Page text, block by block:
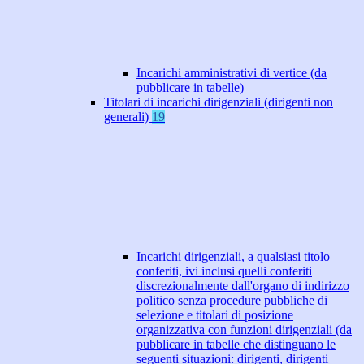
Incarichi amministrativi di vertice (da
pubblicare in tabelle)
Titolari di incarichi dirigenziali (dirigenti non
generali) 19
Incarichi dirigenziali, a qualsiasi titolo
conferiti, ivi inclusi quelli conferiti
discrezionalmente dall'organo di indirizzo
politico senza procedure pubbliche di
selezione e titolari di posizione
organizzativa con funzioni dirigenziali (da
pubblicare in tabelle che distinguano le
seguenti situazioni: dirigenti, dirigenti